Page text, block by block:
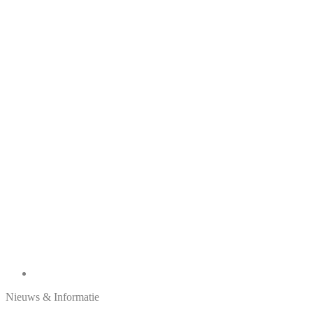
Nieuws & Informatie